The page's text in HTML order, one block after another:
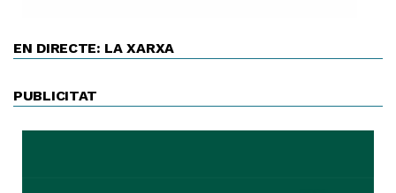
EN DIRECTE: LA XARXA
PUBLICITAT